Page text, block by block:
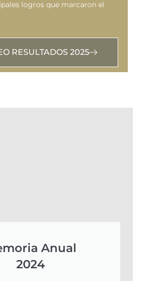
logros que marcaron el
RESULTADOS 2025
Anual
2024